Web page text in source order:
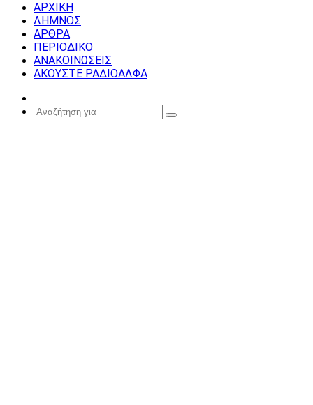
ΑΡΧΙΚΗ
ΛΗΜΝΟΣ
ΑΡΘΡΑ
ΠΕΡΙΟΔΙΚΟ
ΑΝΑΚΟΙΝΩΣΕΙΣ
ΑΚΟΥΣΤΕ ΡΑΔΙΟΑΛΦΑ
Article
Αναζήτηση